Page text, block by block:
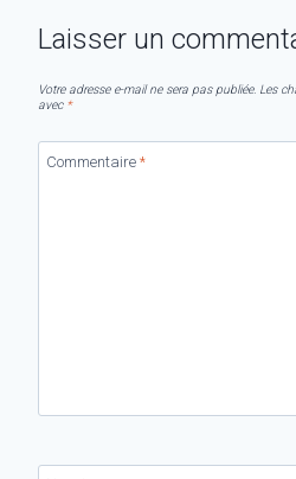
Laisser un
Votre adresse e-mail ne sera pas publiée. Les
avec *
Commentaire *